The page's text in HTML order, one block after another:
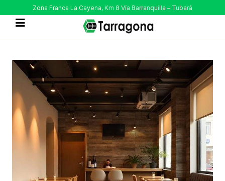
Zona Franca La Cayena, Km 8 Vía Barranquilla – Tubará